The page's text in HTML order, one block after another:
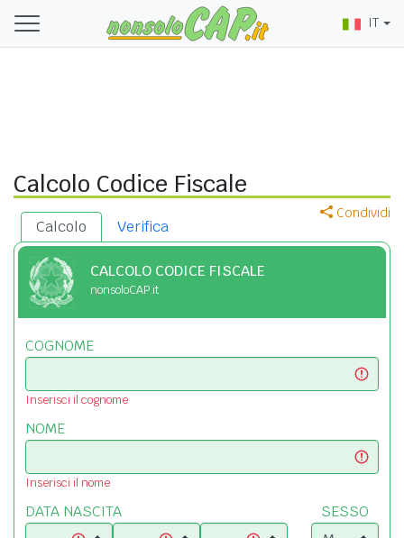
IT
Calcolo Codice Fiscale
Condividi
Calcolo Verifica
CALCOLO CODICE FISCALE
nonsoloCAP.it
COGNOME
Inserisci il cognome
NOME
Inserisci il nome
DATA NASCITA SESSO